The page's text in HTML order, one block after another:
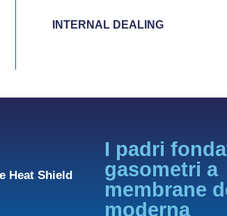
INTERNAL DEALING
Heat Shield
I padri
gasometri a
membrane
moderna